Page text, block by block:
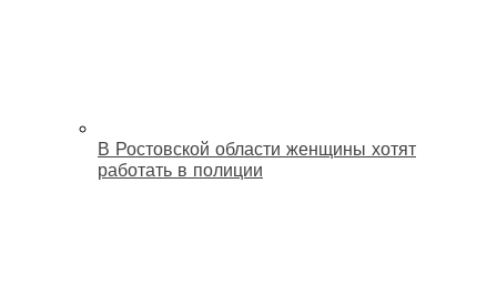
В Ростовской области женщины хотят
работать в полиции